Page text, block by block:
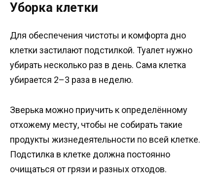
Уборка клетки
Для обеспечения чистоты и комфорта дно
клетки застилают подстилкой. Туалет нужно
убирать несколько раз в день. Сама клетка
убирается 2–3 раза в неделю.
Зверька можно приучить к определённому
отхожему месту, чтобы не собирать такие
продукты жизнедеятельности по всей клетке.
Подстилка в клетке должна постоянно
очищаться от грязи и разных отходов.